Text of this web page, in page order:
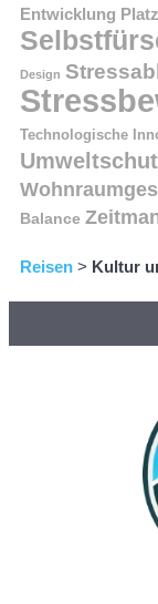
Entwicklung
Design
Technologische
Balance
Reisen > Kultur